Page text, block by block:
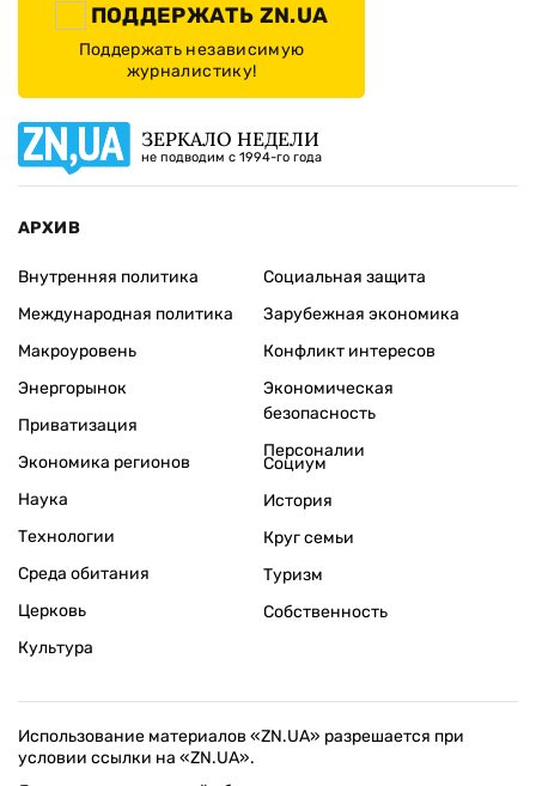
ПОДДЕРЖАТЬ ZN.UA
Поддержать независимую
журналистику!
ЗЕРКАЛО НЕДЕЛИ
не подводим с 1994-го года
АРХИВ
Внутренняя политика
Международная политика
Макроуровень
Энергорынок
Приватизация
Экономика регионов
Социальная защита
Зарубежная экономика
Конфликт интересов
Экономическая
безопасность
Персоналии
Наука
Технологии
Среда обитания
Церковь
Культура
Социум
История
Круг семьи
Туризм
Собственность
Использование материалов «ZN.UA» разрешается при
условии ссылки на «ZN.UA».